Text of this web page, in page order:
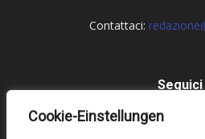
Cookie-Einstellungen
Contattaci:
Seguici